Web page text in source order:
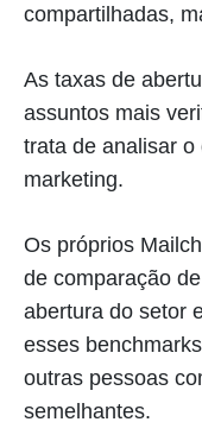
compartilhadas,
As taxas de
assuntos mais
trata de analisar o
marketing.
Os próprios
de comparação
abertura do setor
esses
outras pessoas
semelhantes.